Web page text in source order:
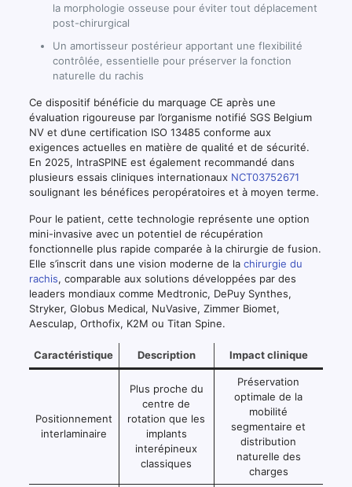
la morphologie osseuse pour éviter tout déplacement
post-chirurgical
Un amortisseur postérieur apportant une flexibilité
contrôlée, essentielle pour préserver la fonction
naturelle du rachis
Ce dispositif bénéficie du marquage CE après une
évaluation rigoureuse par l’organisme notifié SGS Belgium
NV et d’une certification ISO 13485 conforme aux
exigences actuelles en matière de qualité et de sécurité.
En 2025, IntraSPINE est également recommandé dans
plusieurs essais cliniques internationaux NCT03752671
soulignant les bénéfices peropératoires et à moyen terme.
Pour le patient, cette technologie représente une option
mini-invasive avec un potentiel de récupération
fonctionnelle plus rapide comparée à la chirurgie de fusion.
Elle s’inscrit dans une vision moderne de la chirurgie du
rachis, comparable aux solutions développées par des
leaders mondiaux comme Medtronic, DePuy Synthes,
Stryker, Globus Medical, NuVasive, Zimmer Biomet,
Aesculap, Orthofix, K2M ou Titan Spine.
Caractéristique Description Impact clinique
Positionnement
interlaminaire
Plus proche du
centre de
rotation que les
implants
interépineux
classiques
Préservation
optimale de la
mobilité
segmentaire et
distribution
naturelle des
charges